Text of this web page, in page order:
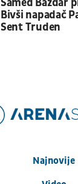
Bivši napadač
Sent Truden
Najnovije